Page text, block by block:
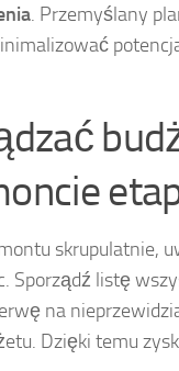
. Przemyślany
skrupulatnie,
Sporządź listę
na
Dzięki temu